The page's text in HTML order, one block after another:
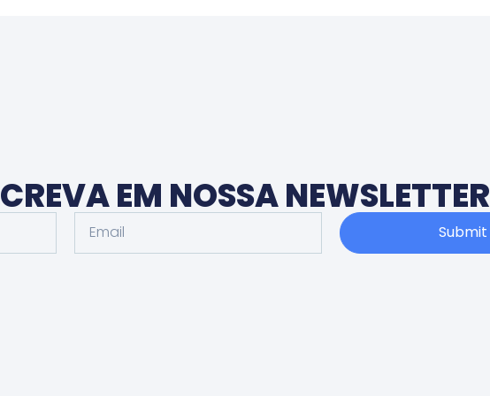
EM NOSSA NEWSLETTER
Submit